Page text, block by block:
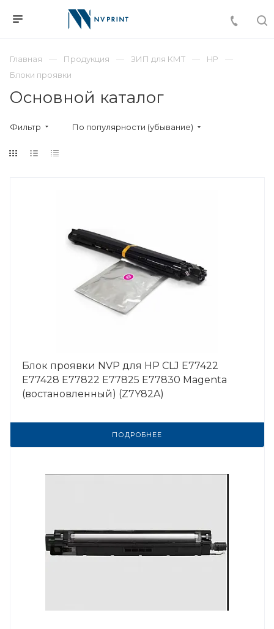
Главная Продукция ЗИП для КМТ
HP
Блоки проявки
Основной каталог
Фильтр По популярности (убывание)
Блок проявки NVP для HP CLJ E77422
E77428 E77822 E77825 E77830 Magenta
(востановленный) (Z7Y82A)
ПОДРОБНЕЕ